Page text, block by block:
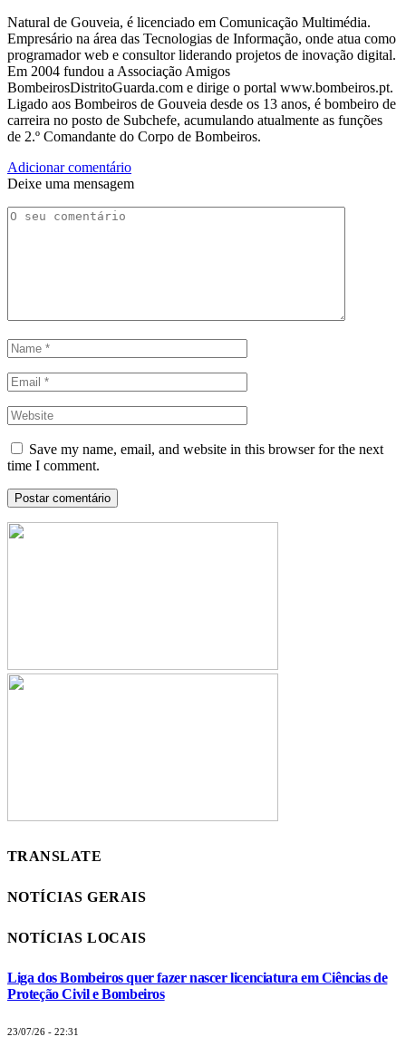
Natural de Gouveia, é licenciado em Comunicação Multimédia.
Empresário na área das Tecnologias de Informação, onde atua como
programador web e consultor liderando projetos de inovação digital.
Em 2004 fundou a Associação Amigos
BombeirosDistritoGuarda.com e dirige o portal www.bombeiros.pt.
Ligado aos Bombeiros de Gouveia desde os 13 anos, é bombeiro de
carreira no posto de Subchefe, acumulando atualmente as funções
de 2.º Comandante do Corpo de Bombeiros.
Adicionar comentário
Deixe uma mensagem
Save my name, email, and website in this browser for the next
time I comment.
TRANSLATE
NOTÍCIAS GERAIS
NOTÍCIAS LOCAIS
Liga dos Bombeiros quer fazer nascer licenciatura em Ciências de
Proteção Civil e Bombeiros
23/07/26 - 22:31